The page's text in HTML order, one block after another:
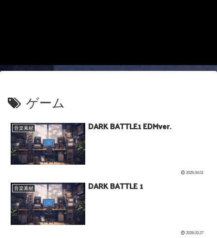
ゲーム
音楽素材 DARK BATTLE1 EDMver.
2026.04.01
音楽素材 DARK BATTLE 1
2026.03.27